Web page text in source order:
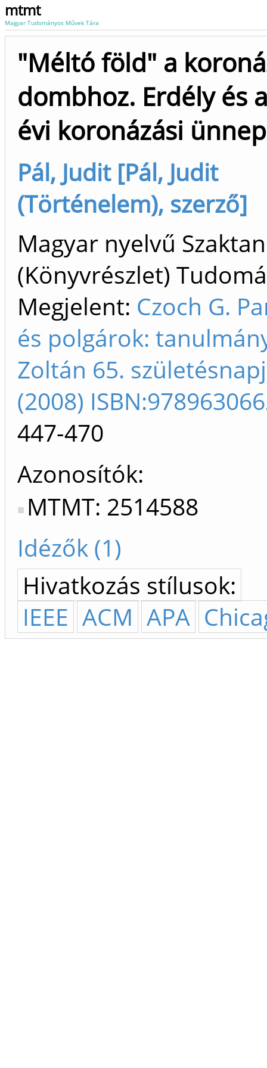
mtmt
Magyar Tudományos Művek Tára
"Méltó föld" a
dombhoz. Erdély és
évi koronázási
Pál, Judit [Pál, Judit
(Történelem), szerző]
Magyar nyelvű
(Könyvrészlet)
Megjelent: Czoch G.
és polgárok:
Zoltán 65.
(2008)
447-470
Azonosítók
MTMT: 2514588
Idézők (1)
Hivatkozás stílusok:
IEEE ACM APA